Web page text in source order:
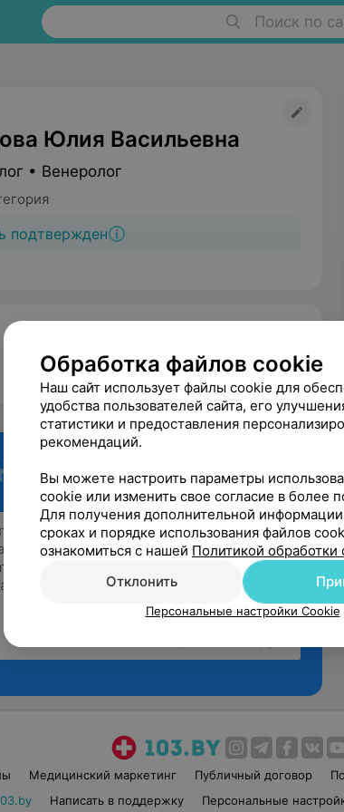
Поиск по
Юлия Васильевна
• Венеролог
подтвержден
Медицинский маркетинг Публичный договор
Написать в поддержку Персональные
Обработка файлов cookie
Наш сайт использует файлы cookie для
удобства пользователей сайта, его
статистики и предоставления
рекомендаций.
Вы можете настроить параметры
cookie или изменить свое согласие в более
Для получения дополнительной
сроках и порядке использования файлов
ознакомиться с нашей Политикой обработки
Отклонить
Персональные настройки Cookie